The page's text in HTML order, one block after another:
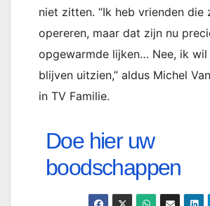
niet zitten. “Ik heb vrienden die
opereren, maar dat zijn nu
opgewarmde lijken… Nee, ik wil
blijven uitzien,” aldus Michel
in TV Familie.
Doe hier uw
boodschappen